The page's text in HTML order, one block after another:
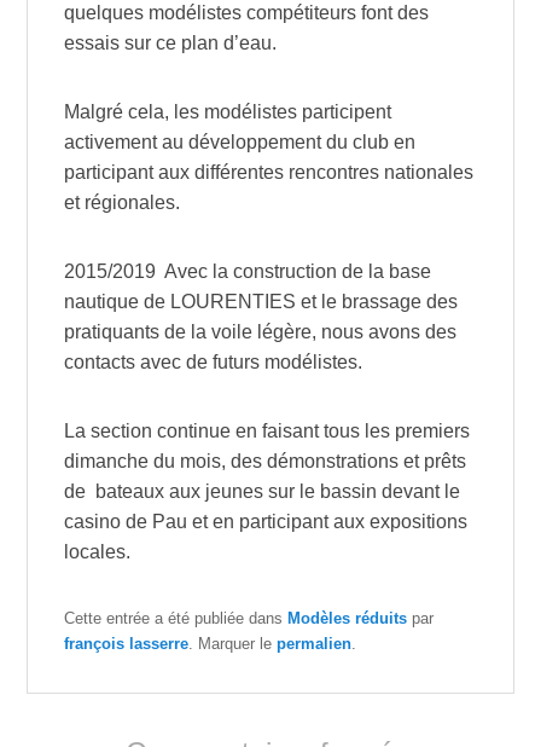
quelques modélistes compétiteurs font des
essais sur ce plan d’eau.
Malgré cela, les modélistes participent
activement au développement du club en
participant aux différentes rencontres nationales
et régionales.
2015/2019 Avec la construction de la base
nautique de LOURENTIES et le brassage des
pratiquants de la voile légère, nous avons des
contacts avec de futurs modélistes.
La section continue en faisant tous les premiers
dimanche du mois, des démonstrations et prêts
de bateaux aux jeunes sur le bassin devant le
casino de Pau et en participant aux expositions
locales.
Cette entrée a été publiée dansModèles réduits par
françois lasserre . Marquer lepermalien